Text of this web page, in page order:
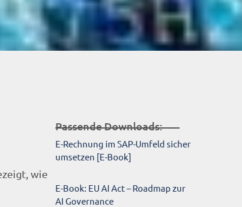
wie
Passende Downloads:
E-Rechnung im SAP-Umfeld sicher
umsetzen [E-Book]
E-Book: EU AI Act – Roadmap zur
AI Governance